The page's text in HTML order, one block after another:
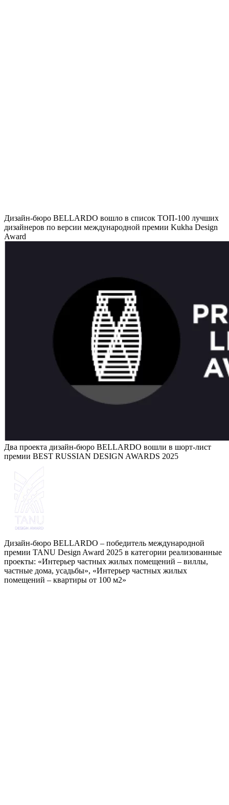
Дизайн-бюро BELLARDO вошло в список ТОП-100 лучших
дизайнеров по версии международной премии Kukha Design
Award
Два проекта дизайн-бюро BELLARDO вошли в шорт-лист
премии BEST RUSSIAN DESIGN AWARDS 2025
Дизайн-бюро BELLARDO – победитель международной
премии TANU Design Award 2025 в категории реализованные
проекты: «Интерьер частных жилых помещений – виллы,
частные дома, усадьбы», «Интерьер частных жилых
помещений – квартиры от 100 м2»